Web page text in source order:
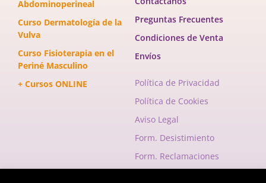
Abdominoperineal
Curso Dermatología de la
Vulva
Curso Fisioterapia en el
Periné Masculino
+ Cursos ONLINE
Preguntas Frecuentes
Condiciones de Venta
Envíos
Política de Privacidad
Política de Cookies
Aviso Legal
Form. Desistimiento
Form. Reclamaciones